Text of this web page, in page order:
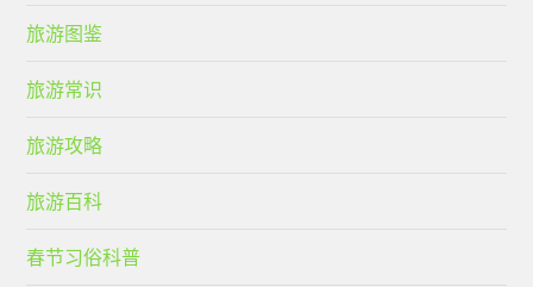
旅游图鉴
旅游常识
旅游攻略
旅游百科
春节习俗科普